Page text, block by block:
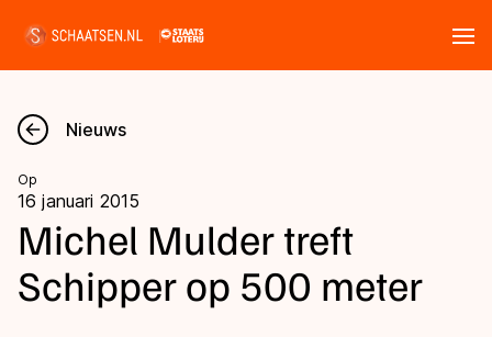
Nieuws
Kalender
Disciplines
Nieuws
Op
16 januari 2015
Michel Mulder treft
Schipper op 500 meter